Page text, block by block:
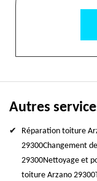
Autres
Réparation toiture
29300Changement
29300Nettoyage et
toiture Arzano 29300